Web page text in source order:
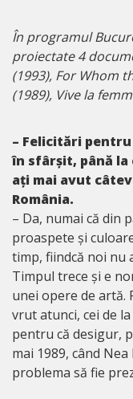
În programul
proiectate 4
(1993), For Whom
(1989), Vive la
– Felicitări
în sfârșit, până la
ați mai avut
România.
– Da, numai că din
proaspete și
timp, fiindcă noi nu
Timpul trece și e
unei opere de artă.
vrut atunci, cei de
pentru că desigur,
mai 1989, când
problema să fie